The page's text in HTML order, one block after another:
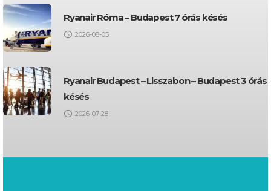
Ryanair Róma – Budapest 7 órás késés
2026-08-05
Ryanair Budapest – Lisszabon – Budapest 3 órás
késés
2026-07-28